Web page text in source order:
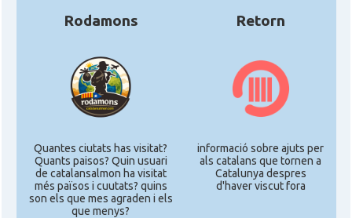
Rodamons
Quantes ciutats has visitat?
Quants paisos? Quin usuari
de catalansalmon ha visitat
més països i cuutats? quins
son els que mes agraden i els
que menys?
Retorn
informació sobre ajuts per
als catalans que tornen a
Catalunya despres
d'haver viscut fora